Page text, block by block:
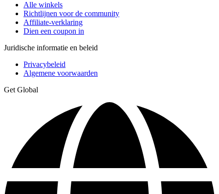
Alle winkels
Richtlijnen voor de community
Affiliate-verklaring
Dien een coupon in
Juridische informatie en beleid
Privacybeleid
Algemene voorwaarden
Get Global